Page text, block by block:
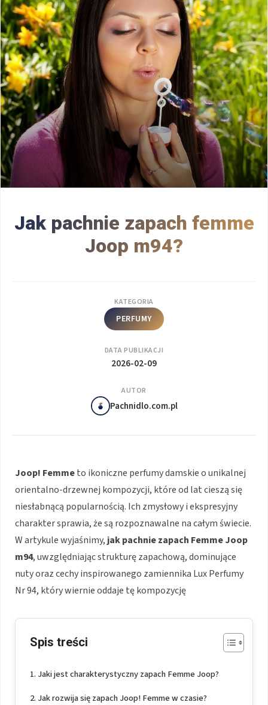
Jak pachnie zapach femme
Joop m94?
KATEGORIA
PERFUMY
DATA PUBLIKACJI
2026-02-09
AUTOR
Pachnidlo.com.pl
Joop! Femmeto ikoniczne perfumy damskie o unikalnej
orientalno-drzewnej kompozycji, które od lat cieszą się
niesłabnącą popularnością. Ich zmysłowy i ekspresyjny
charakter sprawia, że są rozpoznawalne na całym świecie.
W artykule wyjaśnimy, jak pachnie zapach Femme Joop
m94, uwzględniając strukturę zapachową, dominujące
nuty oraz cechy inspirowanego zamiennika Lux Perfumy
Nr 94, który wiernie oddaje tę kompozycję
Spis treści
Jaki jest charakterystyczny zapach Femme Joop?
Jak rozwija się zapach Joop! Femme w czasie?